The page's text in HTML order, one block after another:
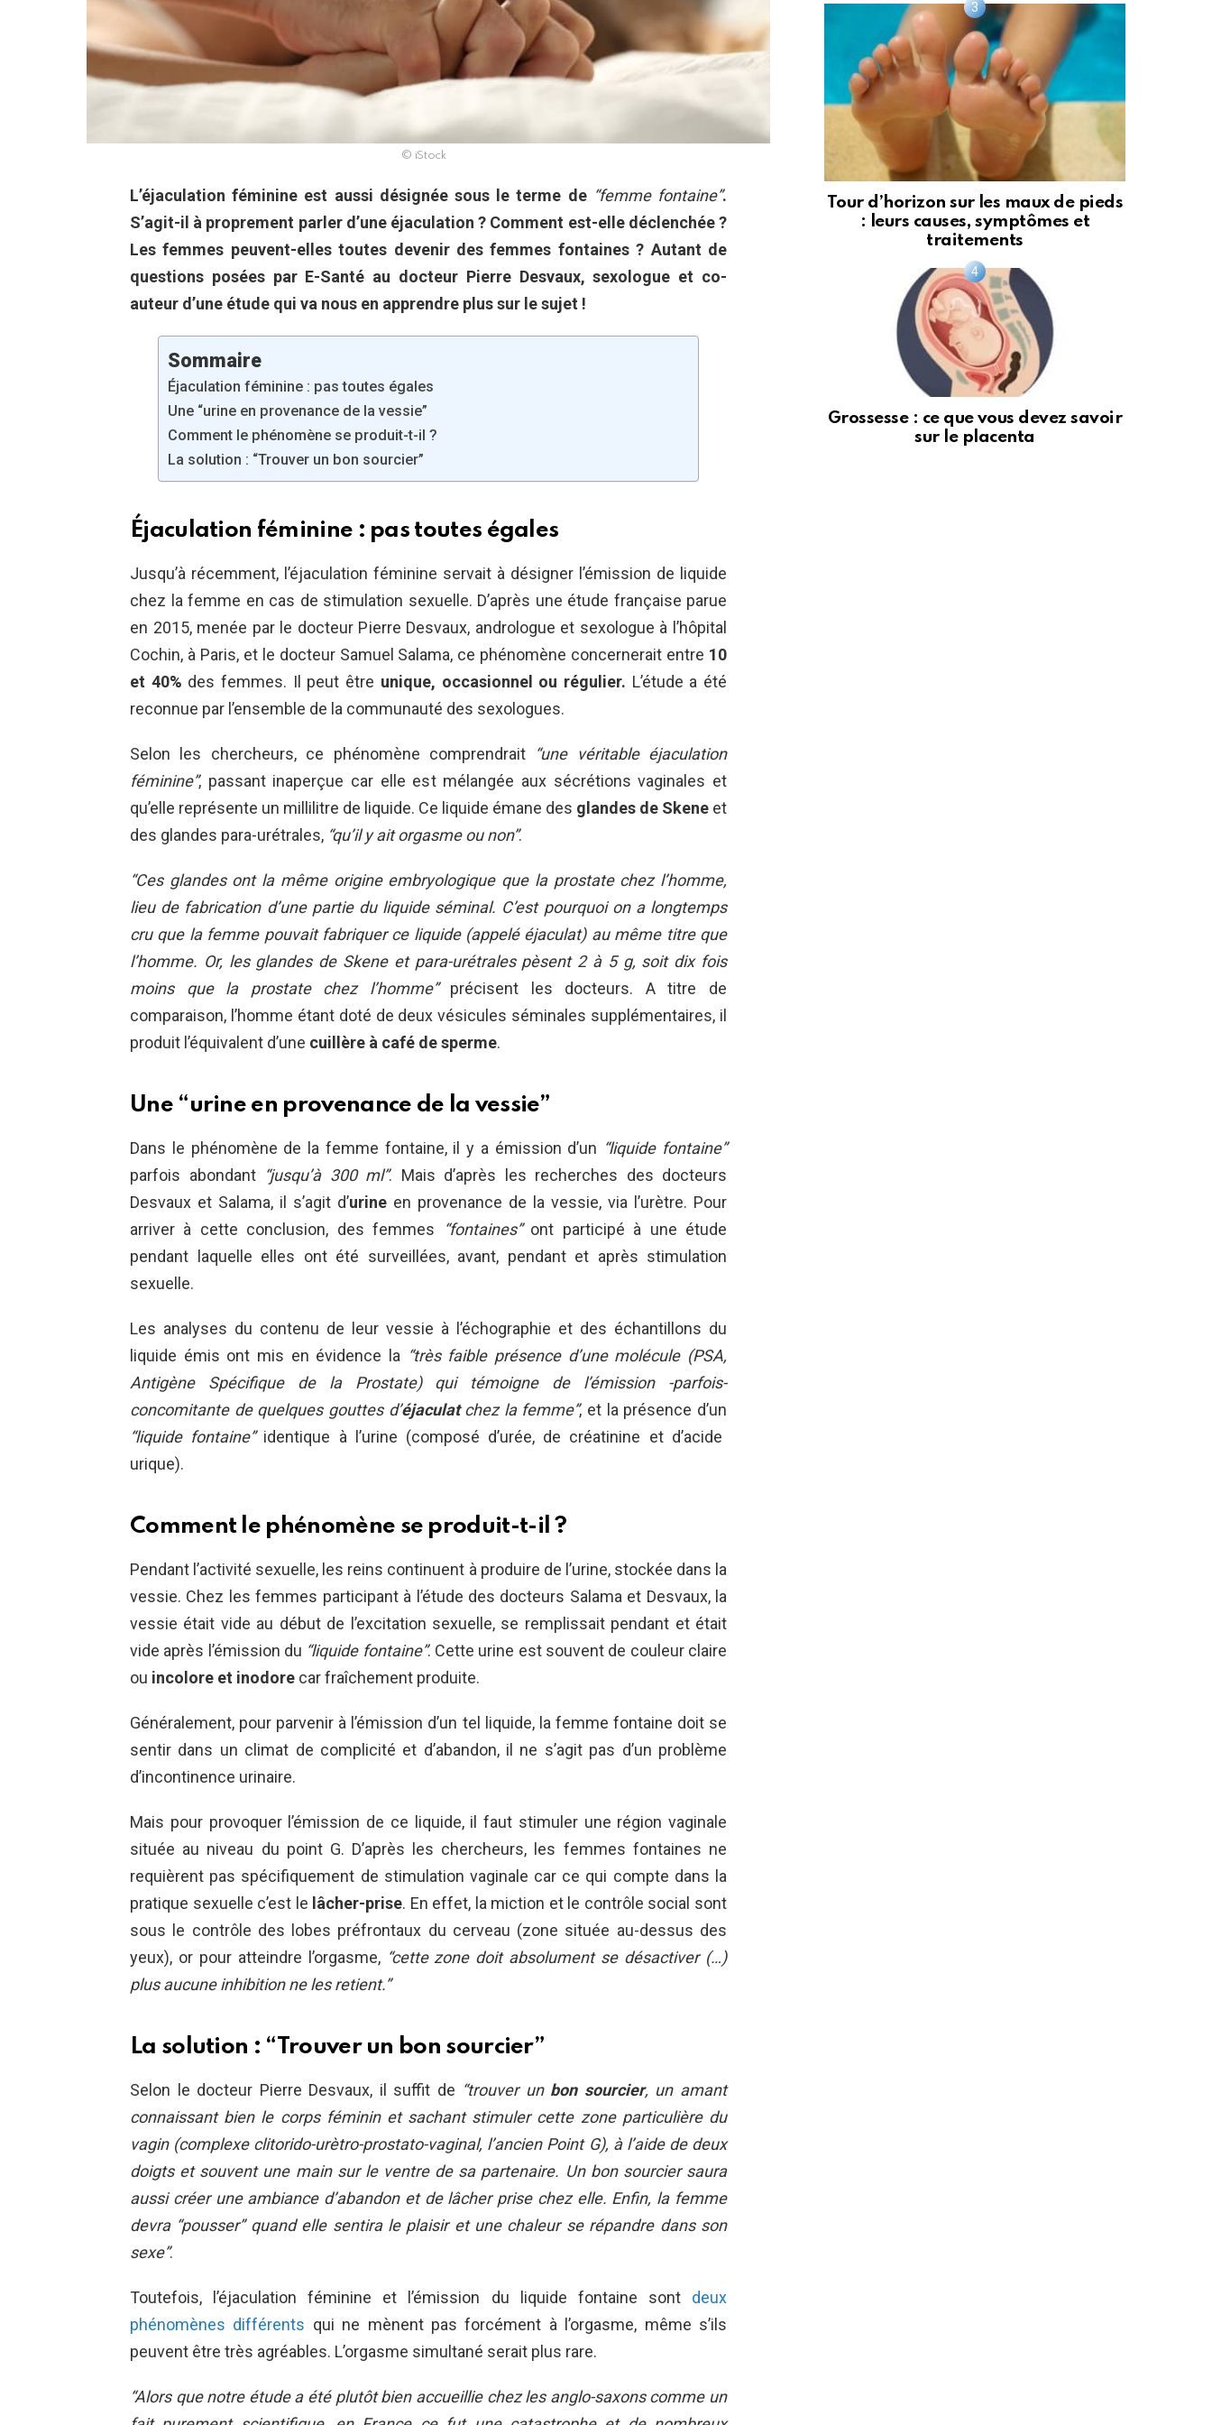
© iStock
L’éjaculation féminine est aussi désignée sous le terme de “femme fontaine”.
S’agit-il à proprement parler d’une éjaculation ? Comment est-elle déclenchée ?
Les femmes peuvent-elles toutes devenir des femmes fontaines ? Autant de
questions posées par E-Santé au docteur Pierre Desvaux, sexologue et co-
auteur d’une étude qui va nous en apprendre plus sur le sujet !
Sommaire
Éjaculation féminine : pas toutes égales
Une “urine en provenance de la vessie”
Comment le phénomène se produit-t-il ?
La solution : “Trouver un bon sourcier”
Éjaculation féminine : pas toutes égales
Jusqu’à récemment, l’éjaculation féminine servait à désigner l’émission de liquide
chez la femme en cas de stimulation sexuelle. D’après une étude française parue
en 2015, menée par le docteur Pierre Desvaux, andrologue et sexologue à l’hôpital
Cochin, à Paris, et le docteur Samuel Salama, ce phénomène concernerait entre 10
et 40% des femmes. Il peut être unique, occasionnel ou régulier. L’étude a été
reconnue par l’ensemble de la communauté des sexologues.
Selon les chercheurs, ce phénomène comprendrait
“une véritable éjaculation
féminine”, passant inaperçue car elle est mélangée aux sécrétions vaginales et
qu’elle représente un millilitre de liquide. Ce liquide émane des glandes de Skene et
des glandes para-urétrales, “qu’il y ait orgasme ou non”.
“Ces glandes ont la même origine embryologique que la prostate chez l’homme,
lieu de fabrication d’une partie du liquide séminal. C’est pourquoi on a longtemps
cru que la femme pouvait fabriquer ce liquide (appelé éjaculat) au même titre que
l’homme. Or, les glandes de Skene et para-urétrales pèsent 2 à 5 g, soit dix fois
moins que la prostate chez l’homme”précisent les docteurs. A titre de
comparaison, l’homme étant doté de deux vésicules séminales supplémentaires, il
produit l’équivalent d’une cuillère à café de sperme.
Une “urine en provenance de la vessie”
Dans le phénomène de la femme fontaine, il y a émission d’un “liquide fontaine”
parfois abondant “jusqu’à 300 ml”. Mais d’après les recherches des docteurs
Desvaux et Salama, il s’agit d’urine en provenance de la vessie, via l’urètre. Pour
arriver à cette conclusion, des femmes
“fontaines”ont participé à une étude
pendant laquelle elles ont été surveillées, avant, pendant et après stimulation
sexuelle.
Les analyses du contenu de leur vessie à l’échographie et des échantillons du
liquide émis ont mis en évidence la “très faible présence d’une molécule (PSA,
Antigène Spécifique de la Prostate) qui témoigne de l’émission -parfois-
concomitante de quelques gouttes d’éjaculatchez la femme”, et la présence d’un
“liquide fontaine”identique à l’urine (composé d’urée, de créatinine et d’acide
urique).
Comment le phénomène se produit-t-il ?
Pendant l’activité sexuelle, les reins continuent à produire de l’urine, stockée dans la
vessie. Chez les femmes participant à l’étude des docteurs Salama et Desvaux, la
vessie était vide au début de l’excitation sexuelle, se remplissait pendant et était
vide après l’émission du “liquide fontaine”. Cette urine est souvent de couleur claire
ou incolore et inodore car fraîchement produite.
Généralement, pour parvenir à l’émission d’un tel liquide, la femme fontaine doit se
sentir dans un climat de complicité et d’abandon, il ne s’agit pas d’un problème
d’incontinence urinaire.
Mais pour provoquer l’émission de ce liquide, il faut stimuler une région vaginale
située au niveau du point G. D’après les chercheurs, les femmes fontaines ne
requièrent pas spécifiquement de stimulation vaginale car ce qui compte dans la
pratique sexuelle c’est le lâcher-prise. En effet, la miction et le contrôle social sont
sous le contrôle des lobes préfrontaux du cerveau (zone située au-dessus des
yeux), or pour atteindre l’orgasme, “cette zone doit absolument se désactiver (…)
plus aucune inhibition ne les retient.”
La solution : “Trouver un bon sourcier”
Selon le docteur Pierre Desvaux, il suffit de “trouver un bon sourcier, un amant
connaissant bien le corps féminin et sachant stimuler cette zone particulière du
vagin (complexe clitorido-urètro-prostato-vaginal, l’ancien Point G), à l’aide de deux
doigts et souvent une main sur le ventre de sa partenaire. Un bon sourcier saura
aussi créer une ambiance d’abandon et de lâcher prise chez elle. Enfin, la femme
devra “pousser” quand elle sentira le plaisir et une chaleur se répandre dans son
sexe”.
Toutefois, l’éjaculation féminine et l’émission du liquide fontaine sont deux
phénomènes différents qui ne mènent pas forcément à l’orgasme, même s’ils
peuvent être très agréables. L’orgasme simultané serait plus rare.
“Alors que notre étude a été plutôt bien accueillie chez les anglo-saxons comme un
Tour d’horizon sur les maux de pieds
: leurs causes, symptômes et
traitements
Grossesse : ce que vous devez savoir
sur le placenta